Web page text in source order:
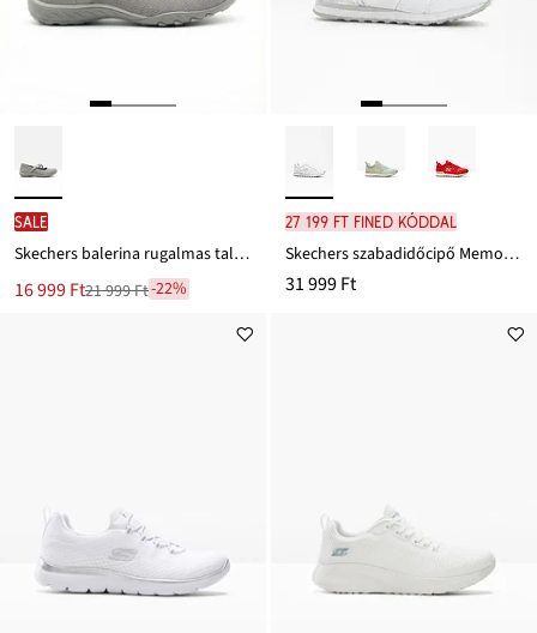
SALE
Skechers balerina rugalmas talppal
Új
16 999 Ft
Leárazva21 999 Ft-22%
27 199 Ft FINED kóddal
Skechers szabadidőcipő Memory habszivaccsal
31 999 Ft